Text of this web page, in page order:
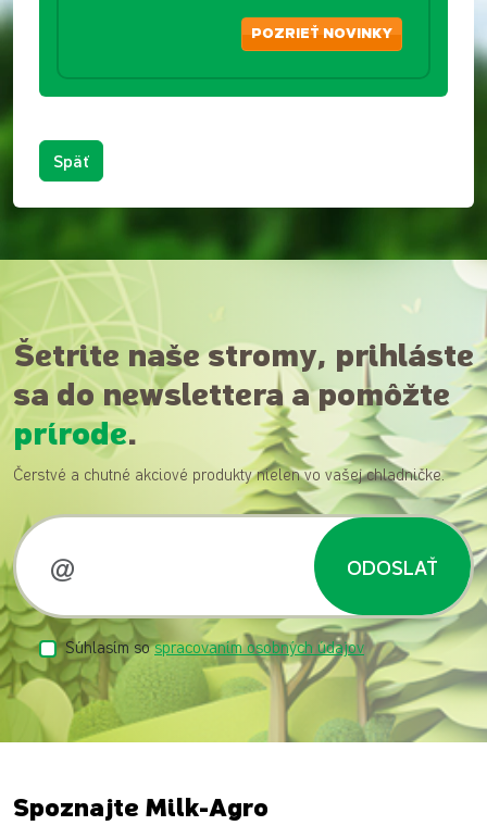
POZRIEŤ NOVINKY
Späť
Šetrite naše stromy, prihláste
sa do newslettera a pomôžte
prírode.
Čerstvé a chutné akciové produkty nielen vo vašej chladničke.
ODOSLAŤ
Súhlasím sospracovaním osobných údajov
Spoznajte Milk-Agro